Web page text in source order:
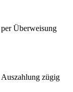
Überweisung
zügig